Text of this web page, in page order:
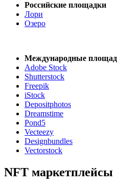
Российские площадки
Лори
Озеро
Международные
Adobe Stock
Shutterstock
Freepik
iStock
Depositphotos
Dreamstime
Pond5
Vecteezy
Designbundles
Vectorstock
NFT маркетплейсы